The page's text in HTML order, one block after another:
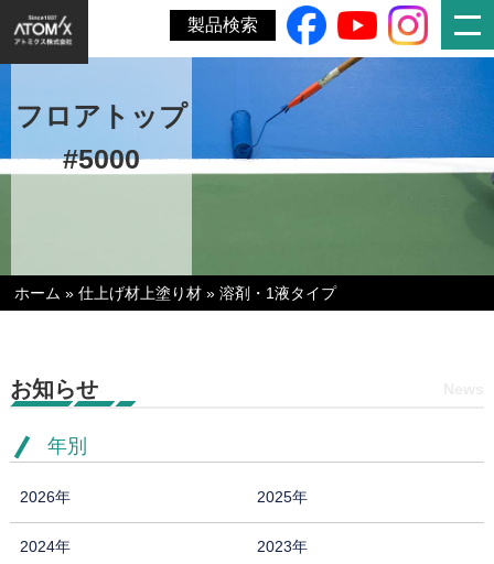
製品検索
フロアトップ
#5000
ホーム »仕上げ材上塗り材 »溶剤・1液タイプ
お知らせ
年別
2026年 2025年
2024年 2023年